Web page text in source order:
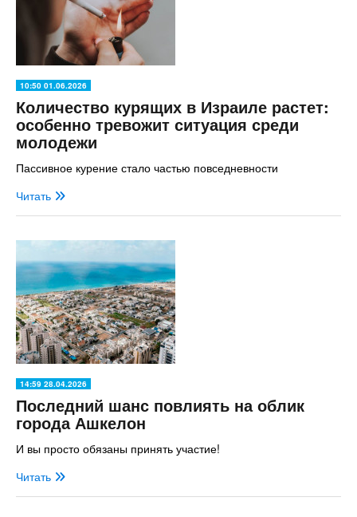
10:50 01.06.2026
Количество курящих в Израиле растет:
особенно тревожит ситуация среди
молодежи
Пассивное курение стало частью повседневности
Читать
14:59 28.04.2026
Последний шанс повлиять на облик
города Ашкелон
И вы просто обязаны принять участие!
Читать